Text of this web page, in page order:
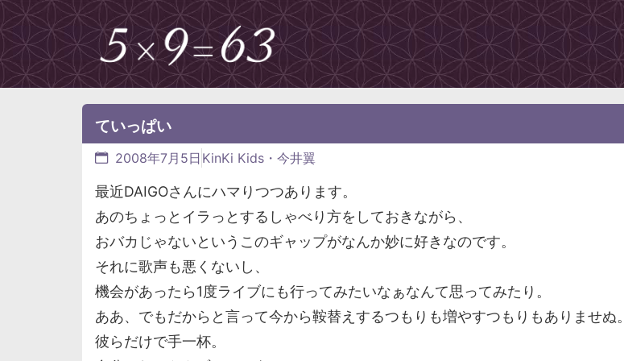
ていっぱい
2008年7月5日 KinKi Kids・今井翼
最近DAIGOさんにハマりつつあります。
あのちょっとイラっとするしゃべり方をしておきながら、
おバカじゃないというこのギャップがなんか妙に好きなのです。
それに歌声も悪くないし、
機会があったら1度ライブにも行ってみたいなぁなんて思ってみたり。
ああ、でもだからと言って今から鞍替えするつもりも増やすつもりもありませぬ。
彼らだけで手一杯。